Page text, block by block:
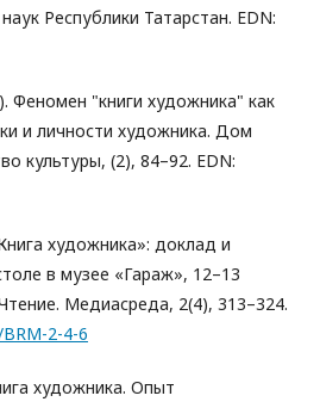
Республики Татарстан. EDN:
Феномен "книги художника" как
и личности художника. Дом
культуры, (2), 84–92. EDN:
художника»: доклад и
в музее «Гараж», 12–13
Медиасреда, 2(4), 313–324.
2-4-6
художника. Опыт